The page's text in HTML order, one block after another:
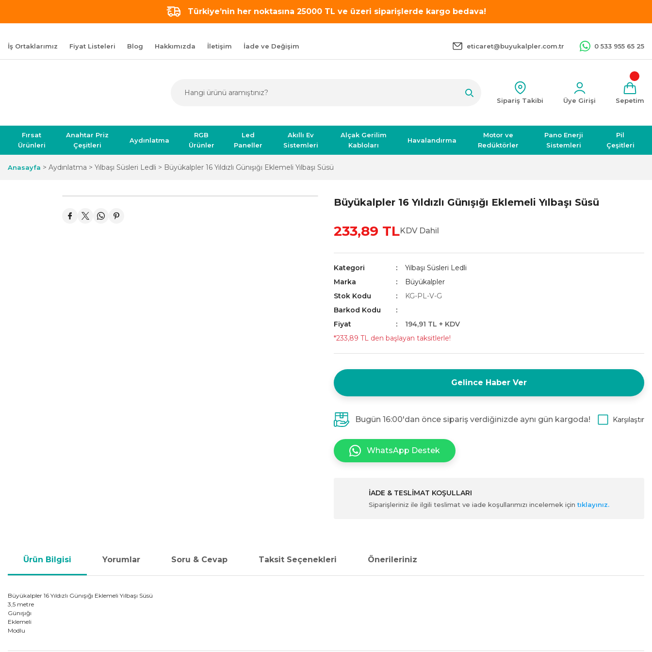
Türkiye’nin her noktasına 25000 TL ve üzeri siparişlerde kargo bedava!
İş Ortaklarımız Fiyat Listeleri Blog Hakkımızda İletişim İade ve Değişim eticaret@buyukalpler.com.tr 0 533 955 65 25
Sipariş Takibi Üye Girişi Sepetim
Fırsat
Ürünleri
Anahtar Priz
Çeşitleri
Aydınlatma
RGB
Ürünler
Led
Paneller
Akıllı Ev
Sistemleri
Alçak Gerilim
Kabloları
Havalandırma
Motor ve
Redüktörler
Pano Enerji
Sistemleri
Pil
Çeşitleri
Anasayfa Aydınlatma Yılbaşı Süsleri Ledli Büyükalpler 16 Yıldızlı Günışığı Eklemeli Yılbaşı Süsü
Büyükalpler 16 Yıldızlı Günışığı Eklemeli Yılbaşı Süsü
233,89 TLKDV Dahil
Kategori
Yılbaşı Süsleri Ledli
Marka
Büyükalpler
Stok Kodu
KG-PL-V-G
Barkod Kodu
Fiyat
194,91 TL + KDV
*233,89 TL den başlayan taksitlerle!
Gelince Haber Ver
Bugün 16:00'dan önce sipariş verdiğinizde aynı gün kargoda! Karşılaştır
WhatsApp Destek
İADE & TESLİMAT KOŞULLARI
Siparişleriniz ile ilgili teslimat ve iade koşullarımızı incelemek içintıklayınız.
Ürün Bilgisi Yorumlar Soru & Cevap Taksit Seçenekleri Önerileriniz
Büyükalpler 16 Yıldızlı Günışığı Eklemeli Yılbaşı Süsü
3,5 metre
Günışığı
Eklemeli
Modlu